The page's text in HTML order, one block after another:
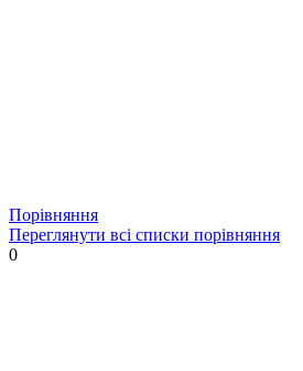
Порівняння
Переглянути всі списки порівняння
0